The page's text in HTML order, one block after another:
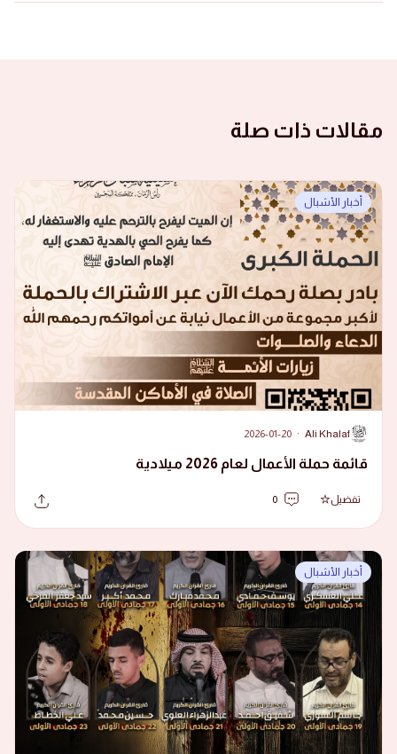
مقالات ذات صلة
أخبار الأشبال
A
Ali Khalaf
·
2026-01-20
قائمة حملة الأعمال لعام 2026 ميلادية
تفضيل 0
أخبار الأشبال